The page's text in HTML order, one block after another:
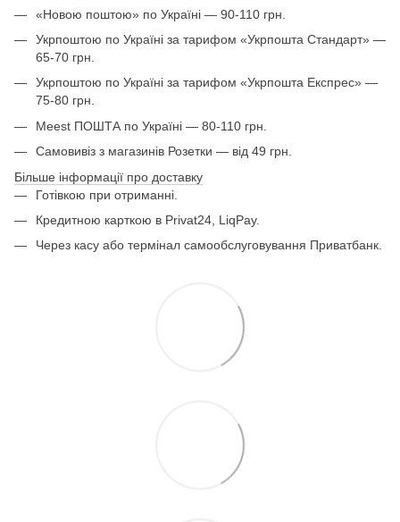
«Новою поштою» по Україні — 90-110 грн.
Укрпоштою по Україні за тарифом «Укрпошта Стандарт» —
65-70 грн.
Укрпоштою по Україні за тарифом «Укрпошта Експрес» —
75-80 грн.
Meest ПОШТА по Україні — 80-110 грн.
Самовивіз з магазинів Розетки — від 49 грн.
Більше інформації про доставку
Готівкою при отриманні.
Кредитною карткою в Privat24, LiqPay.
Через касу або термінал самообслуговування Приватбанк.